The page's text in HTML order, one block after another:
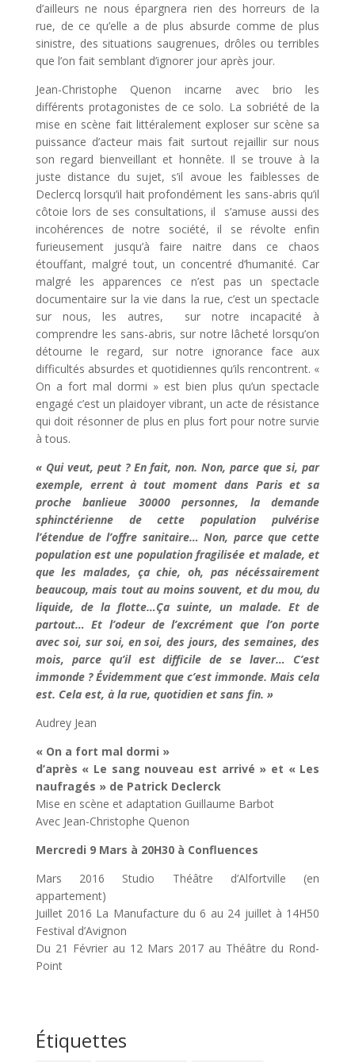
d’ailleurs ne nous épargnera rien des horreurs de la
rue, de ce qu’elle a de plus absurde comme de plus
sinistre, des situations saugrenues, drôles ou terribles
que l’on fait semblant d’ignorer jour après jour.
Jean-Christophe Quenon incarne avec brio les
différents protagonistes de ce solo. La sobriété de la
mise en scène fait littéralement exploser sur scène sa
puissance d’acteur mais fait surtout rejaillir sur nous
son regard bienveillant et honnête. Il se trouve à la
juste distance du sujet, s’il avoue les faiblesses de
Declercq lorsqu’il hait profondément les sans-abris qu’il
côtoie lors de ses consultations, il s’amuse aussi des
incohérences de notre société, il se révolte enfin
furieusement jusqu’à faire naitre dans ce chaos
étouffant, malgré tout, un concentré d’humanité. Car
malgré les apparences ce n’est pas un spectacle
documentaire sur la vie dans la rue, c’est un spectacle
sur nous, les autres, sur notre incapacité à
comprendre les sans-abris, sur notre lâcheté lorsqu’on
détourne le regard, sur notre ignorance face aux
difficultés absurdes et quotidiennes qu’ils rencontrent. «
On a fort mal dormi » est bien plus qu’un spectacle
engagé c’est un plaidoyer vibrant, un acte de résistance
qui doit résonner de plus en plus fort pour notre survie
à tous.
« Qui veut, peut ? En fait, non. Non, parce que si, par
exemple, errent à tout moment dans Paris et sa
proche banlieue 30000 personnes, la demande
sphinctérienne de cette population pulvérise
l’étendue de l’offre sanitaire… Non, parce que cette
population est une population fragilisée et malade, et
que les malades, ça chie, oh, pas nécéssairement
beaucoup, mais tout au moins souvent, et du mou, du
liquide, de la flotte…Ça suinte, un malade. Et de
partout… Et l’odeur de l’excrément que l’on porte
avec soi, sur soi, en soi, des jours, des semaines, des
mois, parce qu’il est difficile de se laver… C’est
immonde ? Évidemment que c’est immonde. Mais cela
est. Cela est, à la rue, quotidien et sans fin. »
Audrey Jean
« On a fort mal dormi »
d’après « Le sang nouveau est arrivé » et « Les
naufragés » de Patrick Declerck
Mise en scène et adaptation Guillaume Barbot
Avec Jean-Christophe Quenon
Mercredi 9 Mars à 20H30 à Confluences
Mars 2016 Studio Théâtre d’Alfortville (en
appartement)
Juillet 2016 La Manufacture du 6 au 24 juillet à 14H50
Festival d’Avignon
Du 21 Février au 12 Mars 2017 au Théâtre du Rond-
Point
Étiquettes